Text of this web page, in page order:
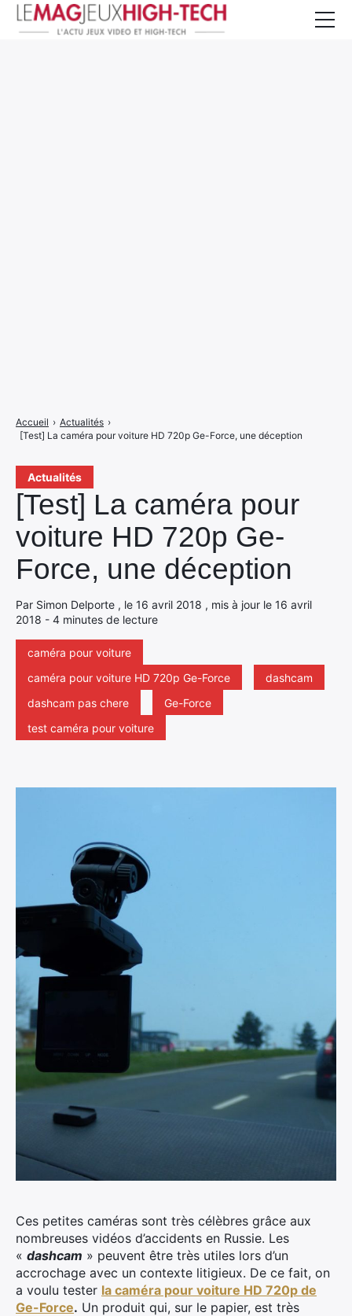
Actualités
[Test] La caméra pour
voiture HD 720p Ge-
Force, une déception
Par Simon Delporte , le 16 avril 2018 , mis à jour le 16 avril
2018 - 4 minutes de lecture
caméra pour voiture
caméra pour voiture HD 720p Ge-Force
dashcam
dashcam pas chere
Ge-Force
test caméra pour voiture
Accueil › Actualités ›
[Test] La caméra pour voiture HD 720p Ge-Force, une déception
Ces petites caméras sont très célèbres grâce aux
nombreuses vidéos d’accidents en Russie. Les
« dashcam » peuvent être très utiles lors d’un
accrochage avec un contexte litigieux. De ce fait, on
a voulu tester la caméra pour voiture HD 720p de
Ge-Force. Un produit qui, sur le papier, est très